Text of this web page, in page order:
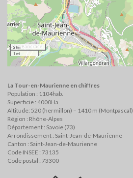
2 km
1 mi
La Tour-en-Maurienne en chiffres
Population : 1104hab.
Superficie : 4000Ha
Altitude: 520 (hermillon) – 1410 m (Montpascal)
Région : Rhône-Alpes
Département : Savoie (73)
Arrondissement : Saint-Jean-de-Maurienne
Canton : Saint-Jean-de-Maurienne
Code INSEE : 73135
Code postal : 73300